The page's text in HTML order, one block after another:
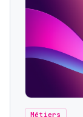
Métiers